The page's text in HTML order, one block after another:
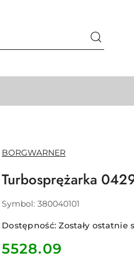
NAZWA
PRODUCENTA:
BORGWARNER
Turbosprężarka
Symbol: 380040101
Dostępność:Zostały ostatnie
cena:
5528.09